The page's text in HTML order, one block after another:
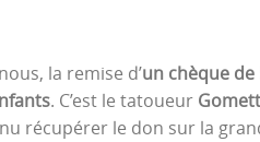
la remise d’un chèque de
. C’est le tatoueur
récupérer le don sur la